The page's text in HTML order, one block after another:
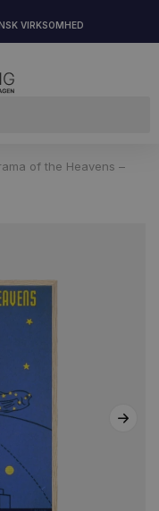
VIRKSOMHED
of the Heavens –